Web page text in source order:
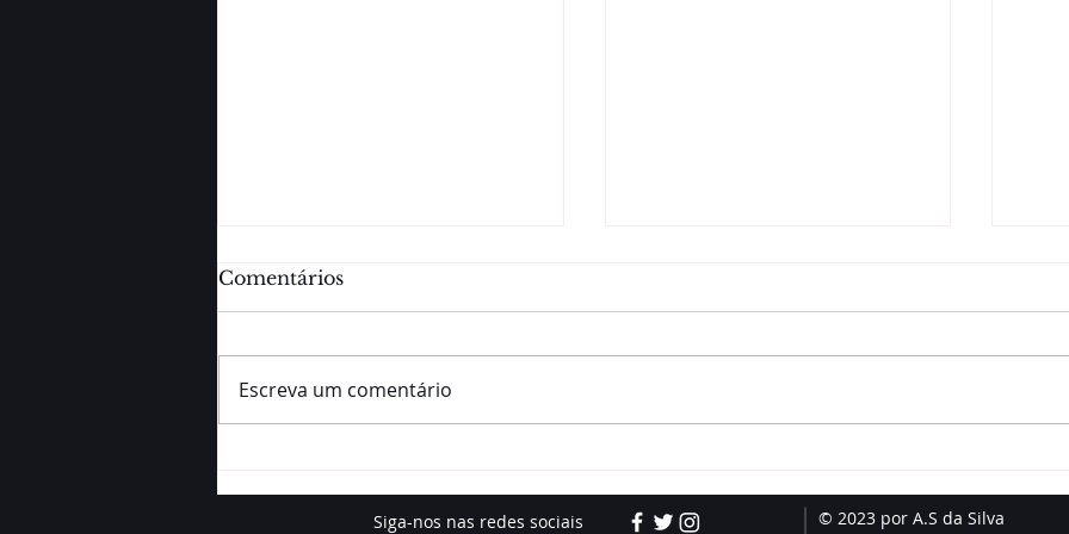
alimentos para dar aquele
Especialista explica
Comentários
Escreva um comentário
Siga-nos nas redes sociais © 2023 por A.S da Silva